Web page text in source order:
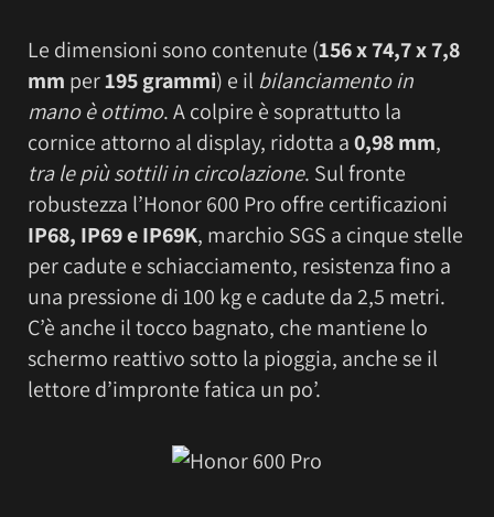
Le dimensioni sono contenute (156 x 74,7 x 7,8
mm per195 grammi) e il bilanciamento in
mano è ottimo. A colpire è soprattutto la
cornice attorno al display, ridotta a0,98 mm,
tra le più sottili in circolazione. Sul fronte
robustezza l’Honor 600 Pro offre certificazioni
IP68, IP69 e IP69K, marchio SGS a cinque stelle
per cadute e schiacciamento, resistenza fino a
una pressione di 100 kg e cadute da 2,5 metri.
C’è anche il tocco bagnato, che mantiene lo
schermo reattivo sotto la pioggia, anche se il
lettore d’impronte fatica un po’.